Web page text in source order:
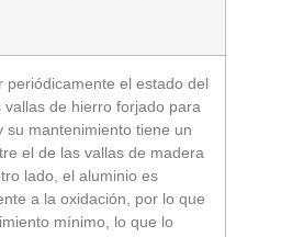
periódicamente el estado del
vallas de hierro forjado para
su mantenimiento tiene un
el de las vallas de madera
lado, el aluminio es
a la oxidación, por lo que
mínimo, lo que lo